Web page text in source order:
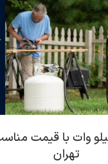
برق 10 کیلو وات با قیمت
تهران